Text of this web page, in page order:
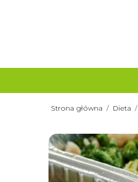
Strona główna / Dieta /